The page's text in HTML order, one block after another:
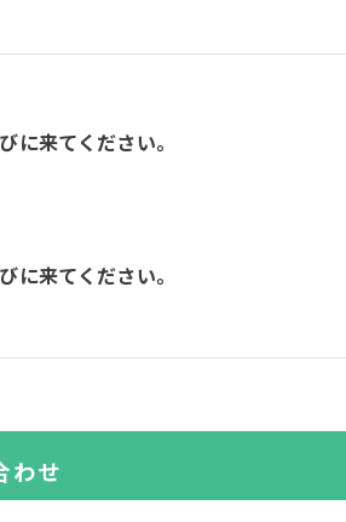
に来てください。
に来てください。
わせ